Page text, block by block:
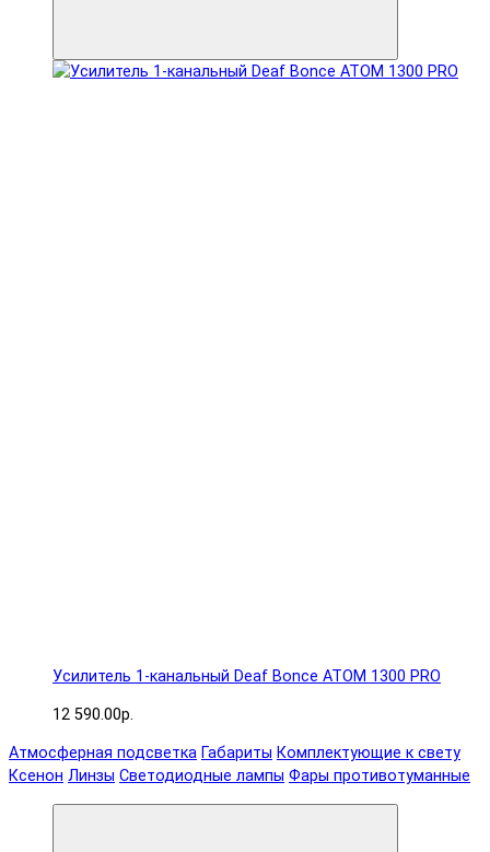
Усилитель 1-канальный Deaf Bonce ATOM 1300 PRO
12 590.00р.
Атмосферная подсветка Габариты Комплектующие к свету
Ксенон Линзы Светодиодные лампы Фары противотуманные